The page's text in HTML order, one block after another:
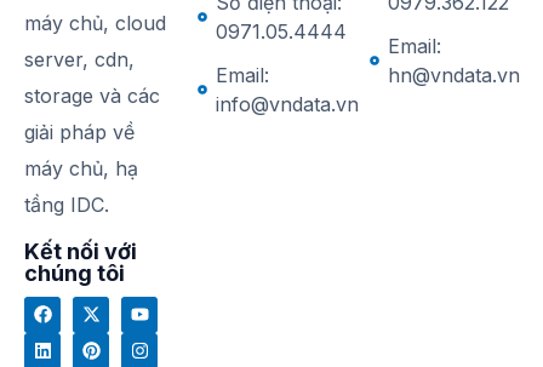
máy chủ, cloud
server, cdn,
storage và các
giải pháp về
máy chủ, hạ
tầng IDC.
Kết nối với
chúng tôi
0971.05.4444
Email:
info@vndata.vn
Email:
hn@vndata.vn